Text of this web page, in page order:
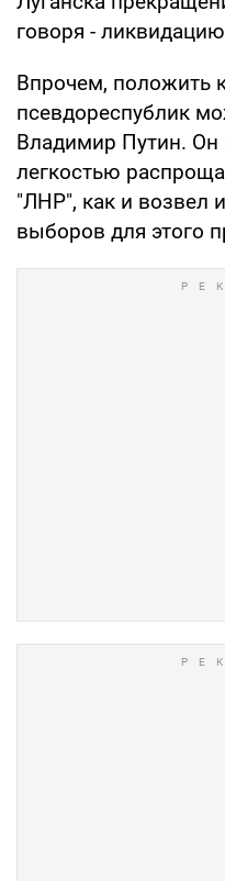
говоря -
Впрочем, положить
псевдореспублик
Владимир Путин.
легкостью
"ЛНР", как и возвел
выборов для этого